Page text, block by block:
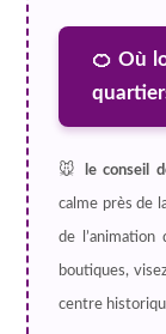
🍊 Où
🐭 le conseil
calme près de
de
boutiques,
centre